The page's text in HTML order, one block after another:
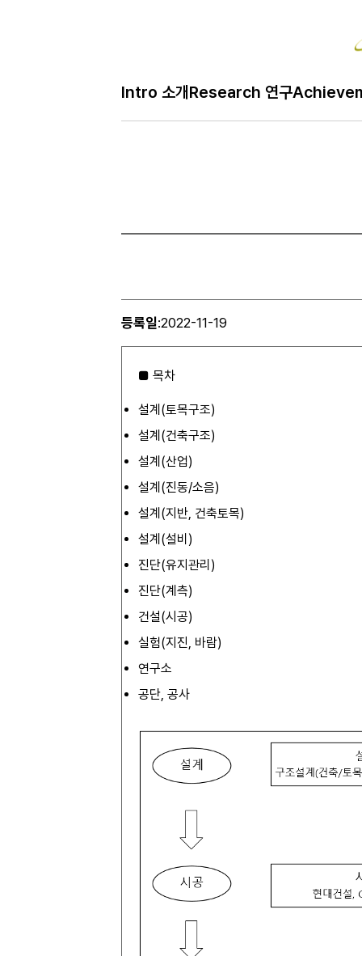
Intro 소개 Research 연구
등록일:2022-11-19
■ 목차
설계(토목구조)
설계(건축구조)
설계(산업)
설계(진동/소음)
설계(지반, 건축토목)
설계(설비)
진단(유지관리)
진단(계측)
건설(시공)
실험(지진, 바람)
연구소
공단, 공사